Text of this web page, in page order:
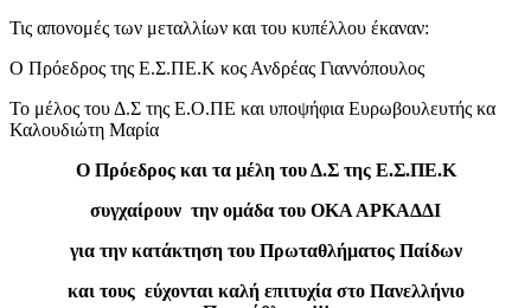
Τις απονομές των μεταλλίων και του κυπέλλου έκαναν:
Ο Πρόεδρος της Ε.Σ.ΠΕ.Κ κος Ανδρέας Γιαννόπουλος
Το μέλος του Δ.Σ της Ε.Ο.ΠΕ και υποψήφια Ευρωβουλευτής κα
Καλουδιώτη Μαρία
Ο Πρόεδρος και τα μέλη του Δ.Σ της Ε.Σ.ΠΕ.Κ
συγχαίρουν την ομάδα του ΟΚΑ ΑΡΚΑΔΔΙ
για την κατάκτηση του Πρωταθλήματος Παίδων
και τους εύχονται καλή επιτυχία στο Πανελλήνιο